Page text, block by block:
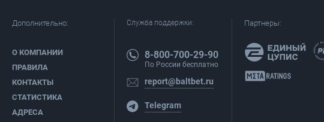
Дополнительно:
О КОМПАНИИ
ПРАВИЛА
КОНТАКТЫ
СТАТИСТИКА
АДРЕСА
Служба поддержки:
8-800-700-29-90
По России бесплатно
report@baltbet.ru
Telegram
Партнеры: